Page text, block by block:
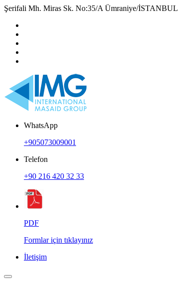
Şerifali Mh. Miras Sk. No:35/A Ümraniye/İSTANBUL
WhatsApp
+905073009001
Telefon
+90 216 420 32 33
PDF
Formlar için tıklayınız
İletişim